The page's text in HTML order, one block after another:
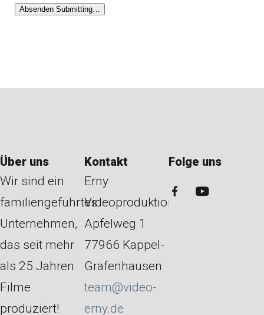
Absenden Submitting…
Über uns
Wir sind ein
familiengeführtes
Unternehmen,
das seit mehr
als 25 Jahren
Filme
produziert!
Kontakt
Erny
Videoproduktion
Apfelweg 1
77966 Kappel-
Grafenhausen
team@video-
erny.de
Folge uns